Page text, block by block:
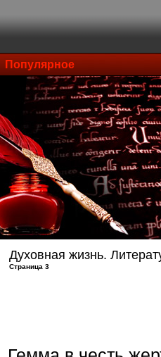
Популярное
Духовная жизнь.
Страница 3